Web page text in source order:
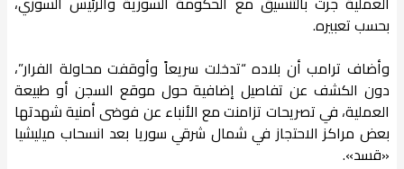
بحسب تعبيره.
وأضاف ترامب أن بلاده “تدخلت سريعاً وأوقفت محاولة الفرار”،
دون الكشف عن تفاصيل إضافية حول موقع السجن أو طبيعة
العملية، في تصريحات تزامنت مع الأنباء عن فوضى أمنية شهدتها
بعض مراكز الاحتجاز في شمال شرقي سوريا بعد انسحاب ميليشيا
«قسد».